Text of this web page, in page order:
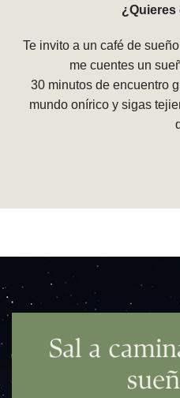
Te invito a un café de
me cuentes un
30 minutos de encuentro
mundo onírico y sigas